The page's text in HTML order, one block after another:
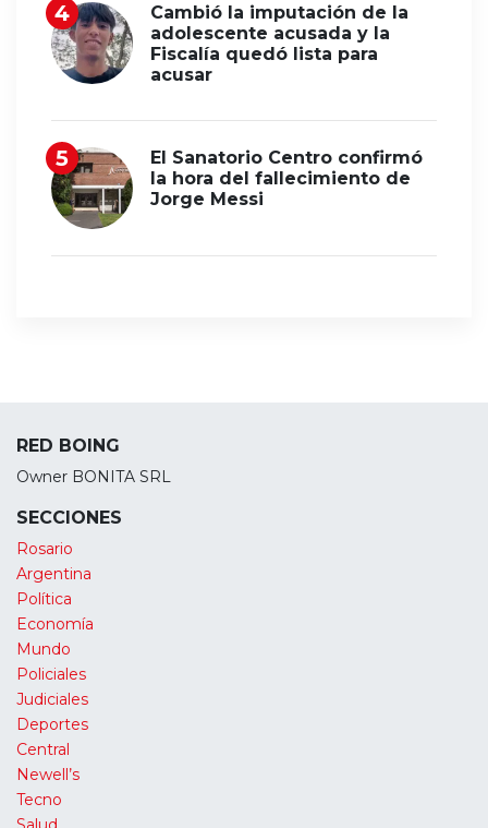
Cambió la imputación de la
adolescente acusada y la
Fiscalía quedó lista para
acusar
El Sanatorio Centro confirmó
la hora del fallecimiento de
Jorge Messi
RED BOING
Owner BONITA SRL
SECCIONES
Rosario
Argentina
Política
Economía
Mundo
Policiales
Judiciales
Deportes
Central
Newell’s
Tecno